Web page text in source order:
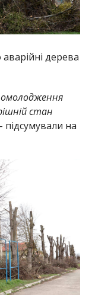
дерева
стан
підсумували на